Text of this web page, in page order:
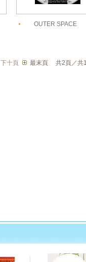
OUTER SPACE
下十頁 最末頁 共2頁／共